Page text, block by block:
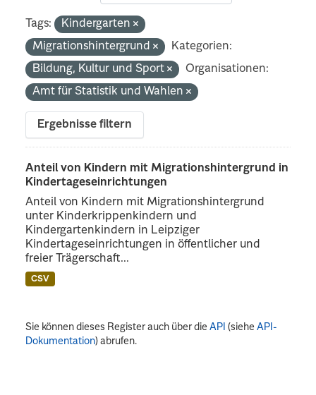
Tags:
Kindergarten
Migrationshintergrund
Kategorien:
Bildung, Kultur und Sport
Organisationen:
Amt für Statistik und Wahlen
Ergebnisse filtern
Anteil von Kindern mit Migrationshintergrund in
Kindertageseinrichtungen
Anteil von Kindern mit Migrationshintergrund
unter Kinderkrippenkindern und
Kindergartenkindern in Leipziger
Kindertageseinrichtungen in öffentlicher und
freier Trägerschaft...
CSV
Sie können dieses Register auch über dieAPI (sieheAPI-
Dokumentation) abrufen.